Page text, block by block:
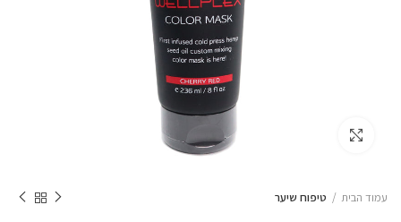
עמוד הבית טיפוח שיער